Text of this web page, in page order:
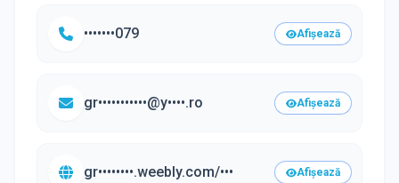
•••••••079 Afișează
gr•••••••••••@y••••.ro Afișează
gr••••••••.weebly.com/••• Afișează